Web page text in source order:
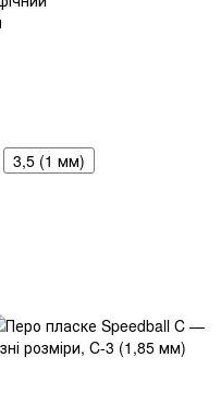
3,5 (1 мм)